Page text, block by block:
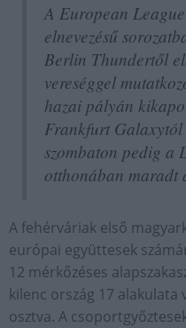
A European
elnevezésű
Berlin Thundertől
vereséggel
hazai pályán
Frankfurt
szombaton pedig a
otthonában maradt
A fehérváriak első
európai együttesek
12 mérkőzéses
kilenc ország 17
osztva. A